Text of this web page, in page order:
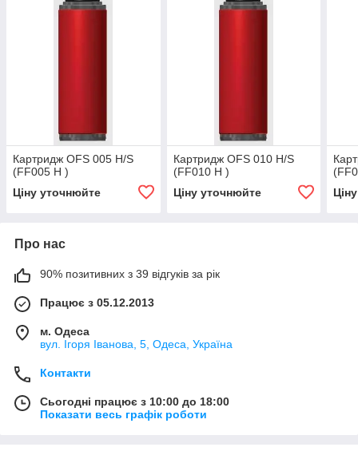
Картридж OFS 005 H/S
(FF005 H )
Ціну уточнюйте
Картридж OFS 010 H/S
(FF010 H )
Ціну уточнюйте
Про нас
90% позитивних з 39 відгуків за рік
Працює з 05.12.2013
м. Одеса
вул. Ігоря Іванова, 5, Одеса, Україна
Контакти
Сьогодні працює з 10:00 до 18:00
Показати весь графік роботи